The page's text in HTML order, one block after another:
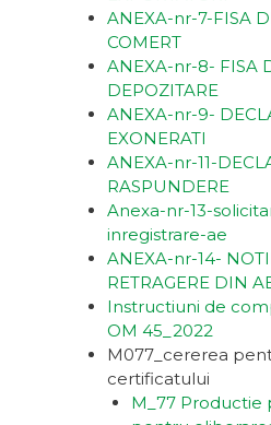
ANEXA-nr-7-FISA
COMERT
ANEXA-nr-8- FISA
DEPOZITARE
ANEXA-nr-9-
EXONERATI
ANEXA-nr-11-
RASPUNDERE
Anexa-nr-13-
inregistrare-ae
ANEXA-nr-14-
RETRAGERE DIN
Instructiuni de
OM 45_2022
M077_cererea
certificatului
M_77 Productie